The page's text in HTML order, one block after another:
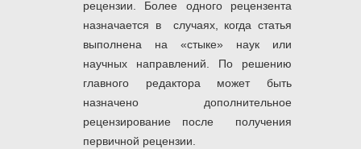
рецензии. Более одного рецензента
назначается в случаях, когда статья
выполнена на «стыке» наук или
научных направлений. По решению
главного редактора может быть
назначено дополнительное
рецензирование после получения
первичной рецензии.